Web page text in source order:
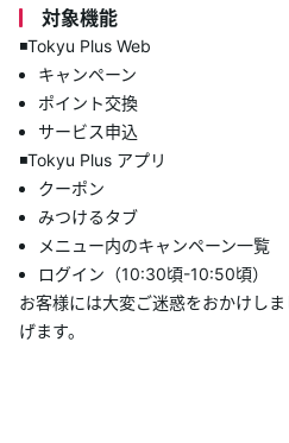
貯める
使う
ランクアッププログラム
キャンペーン
TOKYU POINT加盟店
対象機能
◾️Tokyu Plus Web
キャンペーン
ポイント交換
サービス申込
◾️Tokyu Plus アプリ
クーポン
みつけるタブ
メニュー内のキャンペーン一覧
ログイン（10:30頃-10:50頃）
お客様には大変ご迷惑をおかけし
げます。